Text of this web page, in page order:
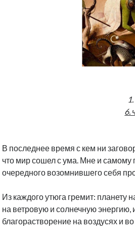
6.
В последнее время с кем ни
что мир сошел с ума. Мне и самому
очередного возомнившего себя
Из каждого утюга гремит: планету
на ветровую и солнечную энергию,
благорастворение на воздусях и